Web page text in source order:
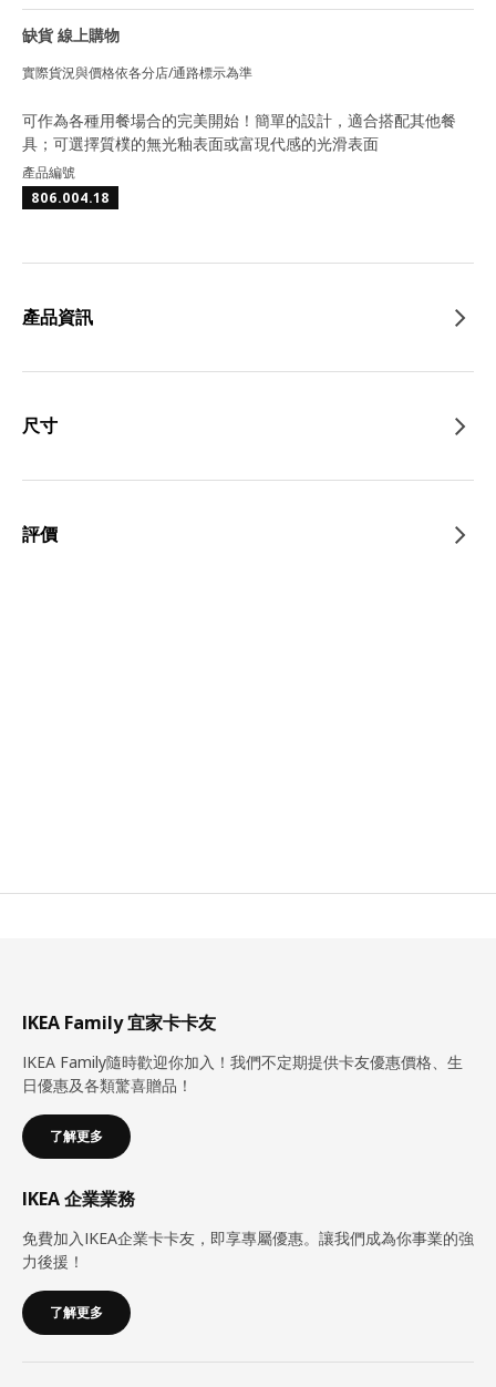
缺貨 線上購物
實際貨況與價格依各分店/通路標示為準
可作為各種用餐場合的完美開始！簡單的設計，適合搭配其他餐
具；可選擇質樸的無光釉表面或富現代感的光滑表面
產品編號
806.004.18
產品資訊
尺寸
評價
IKEA Family 宜家卡卡友
IKEA Family隨時歡迎你加入！我們不定期提供卡友優惠價格、生
日優惠及各類驚喜贈品！
了解更多
IKEA 企業業務
免費加入IKEA企業卡卡友，即享專屬優惠。讓我們成為你事業的強
力後援！
了解更多